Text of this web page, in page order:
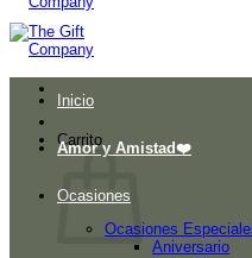
Carrito
Inicio
Amor y Amistad❤️
Ocasiones
Ocasiones
Aniversario